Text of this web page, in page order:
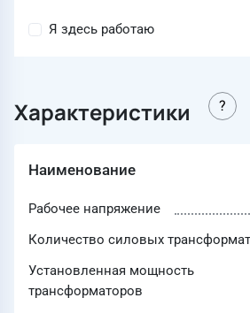
Я здесь работаю
Характеристики
Наименование
Рабочее напряжение
Количество силовых
Установленная мощность
трансформаторов